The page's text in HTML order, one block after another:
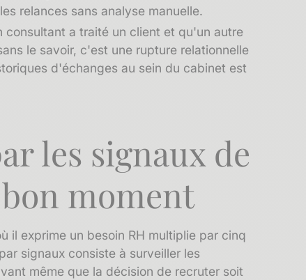
relances sans analyse manuelle.
consultant a traité un client et qu'un autre
le savoir, c'est une rupture relationnelle
d'échanges au sein du cabinet est
les signaux de
moment
il exprime un besoin RH multiplie par cinq
signaux consiste à surveiller les
même que la décision de recruter soit